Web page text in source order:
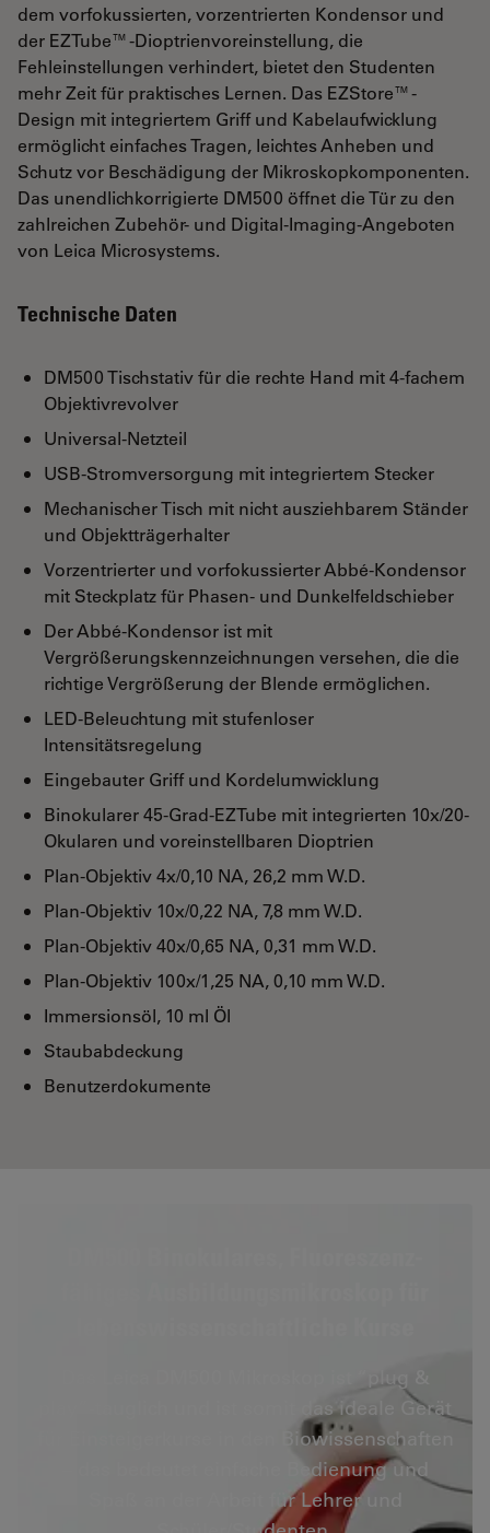
dem vorfokussierten, vorzentrierten Kondensor und
der EZTube™-Dioptrienvoreinstellung, die
Fehleinstellungen verhindert, bietet den Studenten
mehr Zeit für praktisches Lernen. Das EZStore™-
Design mit integriertem Griff und Kabelaufwicklung
ermöglicht einfaches Tragen, leichtes Anheben und
Schutz vor Beschädigung der Mikroskopkomponenten.
Das unendlichkorrigierte DM500 öffnet die Tür zu den
zahlreichen Zubehör- und Digital-Imaging-Angeboten
von Leica Microsystems.
Technische Daten
DM500 Tischstativ für die rechte Hand mit 4-fachem
Objektivrevolver
Universal-Netzteil
USB-Stromversorgung mit integriertem Stecker
Mechanischer Tisch mit nicht ausziehbarem Ständer
und Objektträgerhalter
Vorzentrierter und vorfokussierter Abbé-Kondensor
mit Steckplatz für Phasen- und Dunkelfeldschieber
Der Abbé-Kondensor ist mit
Vergrößerungskennzeichnungen versehen, die die
richtige Vergrößerung der Blende ermöglichen.
LED-Beleuchtung mit stufenloser
Intensitätsregelung
Eingebauter Griff und Kordelumwicklung
Binokularer 45-Grad-EZTube mit integrierten 10x/20-
Okularen und voreinstellbaren Dioptrien
Plan-Objektiv 4x/0,10 NA, 26,2 mm W.D.
Plan-Objektiv 10x/0,22 NA, 7,8 mm W.D.
Plan-Objektiv 40x/0,65 NA, 0,31 mm W.D.
Plan-Objektiv 100x/1,25 NA, 0,10 mm W.D.
Immersionsöl, 10 ml Öl
Staubabdeckung
Benutzerdokumente
Das Leica DM500 Mikroskop ist “plug &
play”-tauglich und ist somit das ideale Gerät
für Einsteigerkurse in den Biowissenschaften
– das bedeutet einfache Bedienung und
Spaß an der Arbeit für Lehrer und